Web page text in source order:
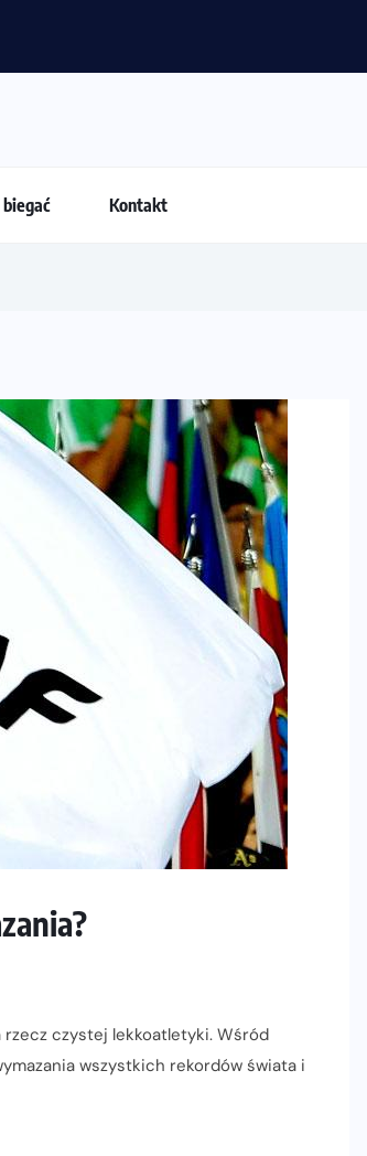
Kontakt
rzecz czystej lekkoatletyki. Wśród
wszystkich rekordów świata i